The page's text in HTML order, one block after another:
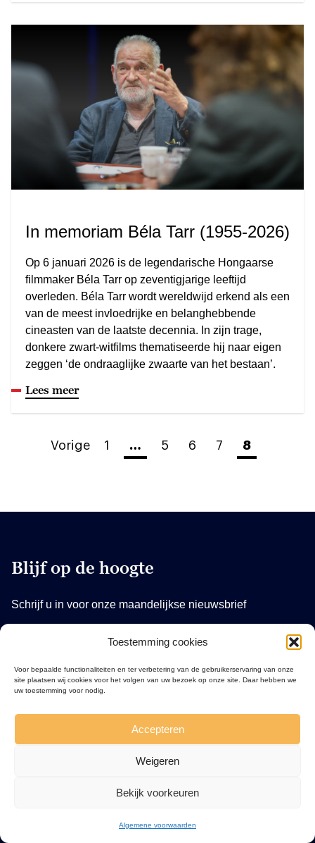
Toestemming cookies
Voor bepaalde functionaliteiten en ter verbetering van de gebruikerservaring van onze
site plaatsen wij cookies voor het volgen van uw bezoek op onze site. Daar hebben we
uw toestemming voor nodig.
Accepteren
Weigeren
Bekijk voorkeuren
Algemene voorwaarden
In memoriam Béla Tarr (1955-2026)
Op 6 januari 2026 is de legendarische Hongaarse
filmmaker Béla Tarr op zeventigjarige leeftijd
overleden. Béla Tarr wordt wereldwijd erkend als een
van de meest invloedrijke en belanghebbende
cineasten van de laatste decennia. In zijn trage,
donkere zwart-witfilms thematiseerde hij naar eigen
zeggen ‘de ondraaglijke zwaarte van het bestaan’.
Lees meer
Vorige 1 … 5 6 7 8
Blijf op de hoogte
Schrijf u in voor onze maandelijkse nieuwsbrief
Doneren
Algemene voorwaarden